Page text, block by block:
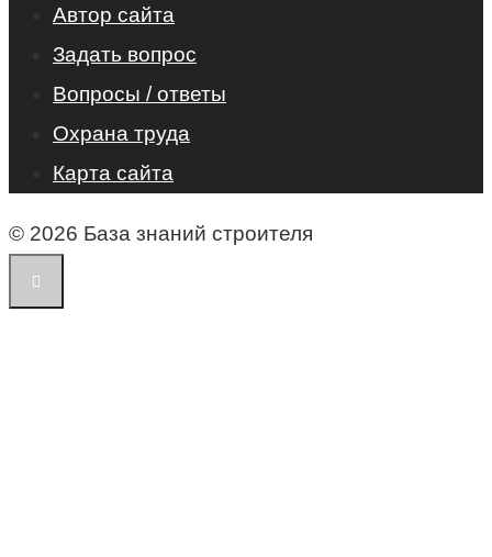
Автор сайта
Задать вопрос
Вопросы / ответы
Охрана труда
Карта сайта
© 2026 База знаний строителя